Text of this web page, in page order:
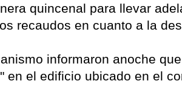
quincenal para llevar
recaudos en cuanto a la
informaron anoche
en el edificio ubicado en el